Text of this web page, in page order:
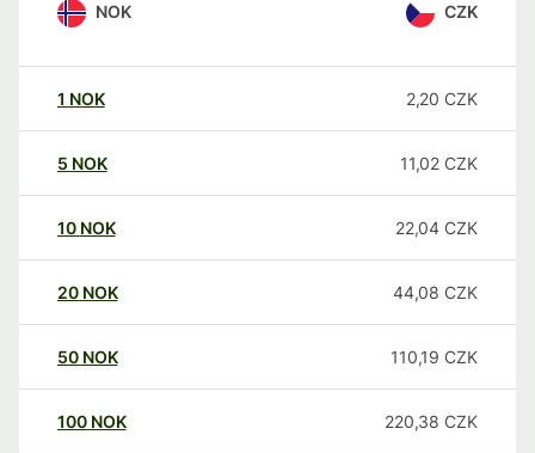
NOK CZK
1 NOK 2,20 CZK
5 NOK 11,02 CZK
10 NOK 22,04 CZK
20 NOK 44,08 CZK
50 NOK 110,19 CZK
100 NOK 220,38 CZK